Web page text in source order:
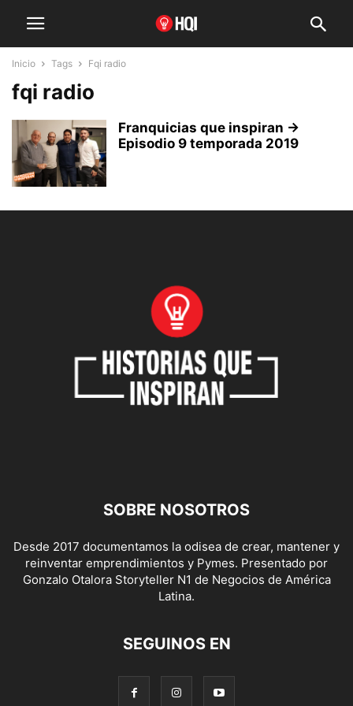
Inicio Tags Fqi radio
fqi radio
Franquicias que inspiran →
Episodio 9 temporada 2019
SOBRE NOSOTROS
Desde 2017 documentamos la odisea de crear, mantener y
reinventar emprendimientos y Pymes. Presentado por
Gonzalo Otalora Storyteller N1 de Negocios de América
Latina.
SEGUINOS EN